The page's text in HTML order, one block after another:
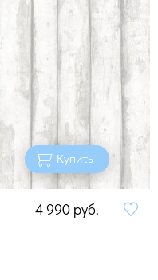
Купить
4 990 руб.